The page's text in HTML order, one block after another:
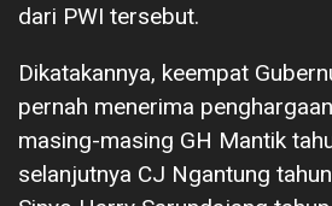
dari PWI tersebut.
Dikatakannya, keempat
pernah menerima
masing-masing GH Mantik
selanjutnya CJ Ngantung